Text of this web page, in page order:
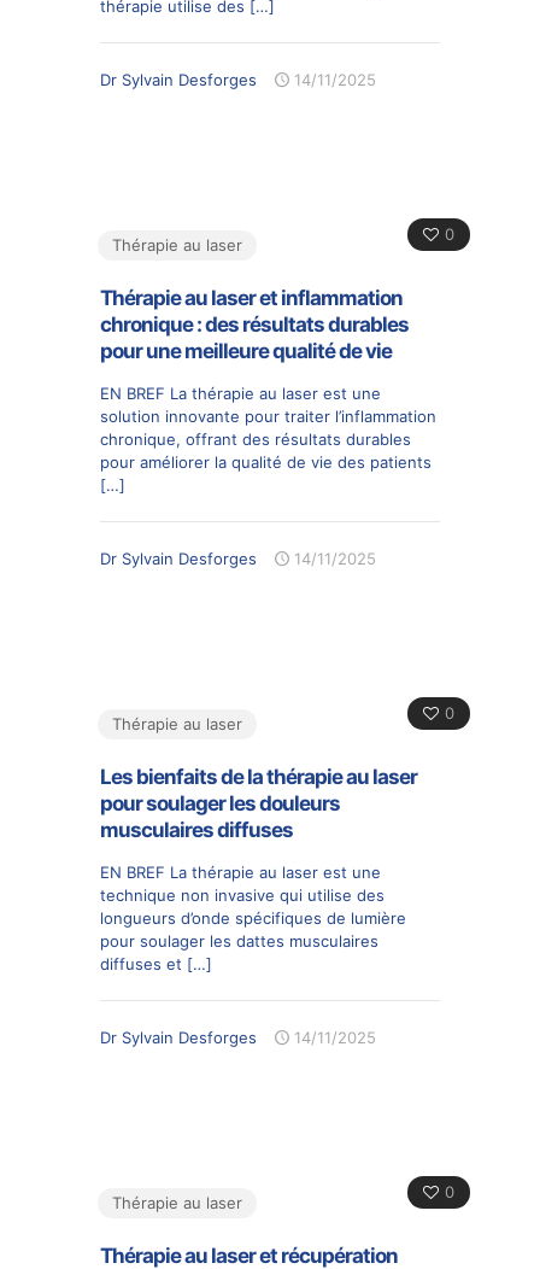
thérapie utilise des […]
Dr Sylvain Desforges 14/11/2025
0
Thérapie au laser
Thérapie au laser et inflammation
chronique : des résultats durables
pour une meilleure qualité de vie
EN BREF La thérapie au laser est une
solution innovante pour traiter l’inflammation
chronique, offrant des résultats durables
pour améliorer la qualité de vie des patients
[…]
Dr Sylvain Desforges 14/11/2025
0
Thérapie au laser
Les bienfaits de la thérapie au laser
pour soulager les douleurs
musculaires diffuses
EN BREF La thérapie au laser est une
technique non invasive qui utilise des
longueurs d’onde spécifiques de lumière
pour soulager les dattes musculaires
diffuses et […]
Dr Sylvain Desforges 14/11/2025
0
Thérapie au laser
Thérapie au laser et récupération